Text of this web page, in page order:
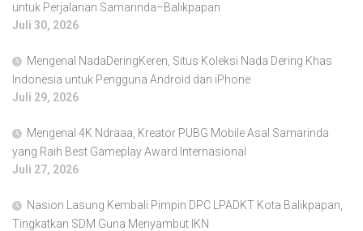
untuk Perjalanan Samarinda–Balikpapan
Juli 30, 2026
Mengenal NadaDeringKeren, Situs Koleksi Nada Dering Khas
Indonesia untuk Pengguna Android dan iPhone
Juli 29, 2026
Mengenal 4K Ndraaa, Kreator PUBG Mobile Asal Samarinda
yang Raih Best Gameplay Award Internasional
Juli 27, 2026
Nasion Lasung Kembali Pimpin DPC LPADKT Kota Balikpapan,
Tingkatkan SDM Guna Menyambut IKN